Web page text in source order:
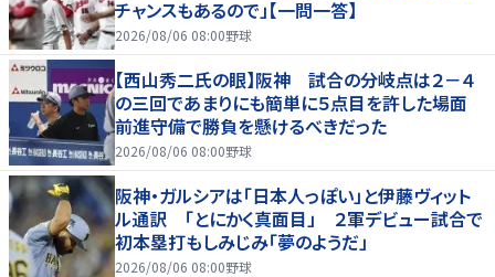
チャンスもあるので」【一問一答】
2026/08/06 08:00野球
【西山秀二氏の眼】阪神 試合の分岐点は２－４
の三回であまりにも簡単に５点目を許した場面
前進守備で勝負を懸けるべきだった
2026/08/06 08:00野球
阪神・ガルシアは「日本人っぽい」と伊藤ヴィット
ル通訳 「とにかく真面目」 ２軍デビュー試合で
初本塁打もしみじみ「夢のようだ」
2026/08/06 08:00野球